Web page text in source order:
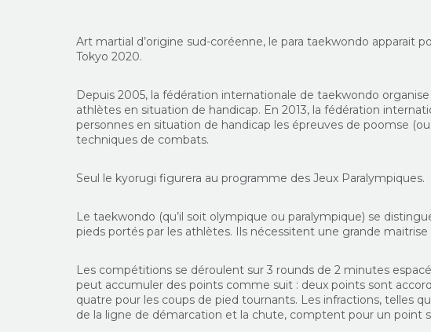
Art martial d’origine sud-coréenne, le para taekwondo apparait
Tokyo 2020.
Depuis 2005, la fédération internationale de taekwondo
athlètes en situation de handicap. En 2013, la fédération
personnes en situation de handicap les épreuves de poomse
techniques de combats.
Seul le kyorugi figurera au programme des Jeux Paralympiques.
Le taekwondo (qu’il soit olympique ou paralympique) se
pieds portés par les athlètes. Ils nécessitent une grande
Les compétitions se déroulent sur 3 rounds de 2 minutes
peut accumuler des points comme suit : deux points sont
quatre pour les coups de pied tournants. Les infractions, telles
de la ligne de démarcation et la chute, comptent pour un point